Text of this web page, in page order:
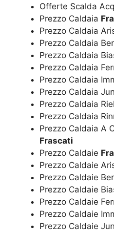
Offerte Scalda
Prezzo Caldaia
Prezzo Caldaia
Prezzo Caldaia
Prezzo Caldaia
Prezzo Caldaia
Prezzo Caldaia
Prezzo Caldaia
Prezzo Caldaia
Prezzo Caldaia
Prezzo Caldaia A
Frascati
Prezzo Caldaie
Prezzo Caldaie
Prezzo Caldaie
Prezzo Caldaie
Prezzo Caldaie
Prezzo Caldaie
Prezzo Caldaie